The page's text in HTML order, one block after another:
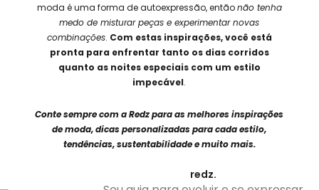
moda é uma forma de autoexpressão, entãonão tenha
medo de misturar peças e experimentar novas
combinações. Com estas inspirações, você está
pronta para enfrentar tanto os dias corridos
quanto as noites especiais com um estilo
impecável.
Conte sempre com a Redz para as melhores inspirações
de moda, dicas personalizadas para cada estilo,
tendências, sustentabilidade e muito mais.
redz.